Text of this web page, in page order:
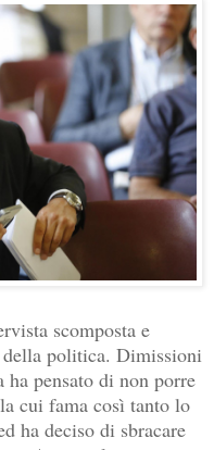
scomposta e
della politica. Dimissioni
pensato di non porre
cui fama così tanto lo
ha deciso di sbracare